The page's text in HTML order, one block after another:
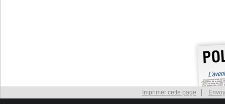
Imprimer cette page